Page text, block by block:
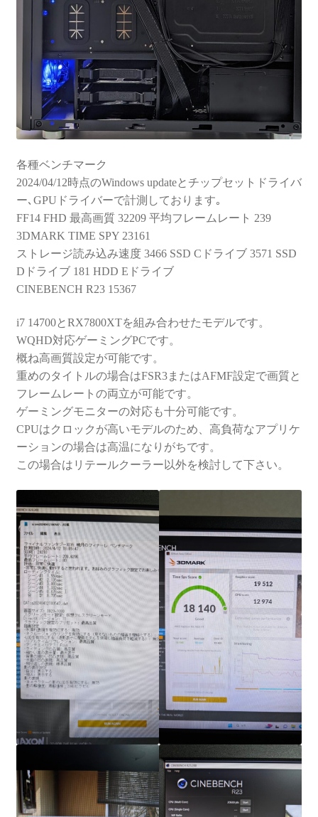
各種ベンチマーク
2024/04/12時点のWindows updateとチップセットドライバ
ー､GPUドライバーで計測しております｡
FF14 FHD 最高画質 32209 平均フレームレート 239
3DMARK TIME SPY 23161
ストレージ読み込み速度 3466 SSD Cドライブ 3571 SSD
Dドライブ 181 HDD Eドライブ
CINEBENCH R23 15367
i7 14700とRX7800XTを組み合わせたモデルです。
WQHD対応ゲーミングPCです。
概ね高画質設定が可能です。
重めのタイトルの場合はFSR3またはAFMF設定で画質と
フレームレートの両立が可能です。
ゲーミングモニターの対応も十分可能です。
CPUはクロックが高いモデルのため、高負荷なアプリケ
ーションの場合は高温になりがちです。
この場合はリテールクーラー以外を検討して下さい。